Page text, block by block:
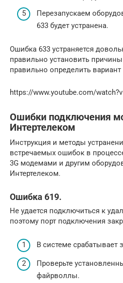
Перезапускаем
633 будет устранена.
Ошибка 633 устраняется
правильно установить
правильно определить
https://www.youtube.com/
Ошибки подключения
Интертелеком
Инструкция и методы
встречаемых ошибок в
3G модемами и другим
Интертелеком.
Ошибка 619.
Не удается подключиться к
поэтому порт подключения
В системе срабатывает
Проверьте
файрволлы.